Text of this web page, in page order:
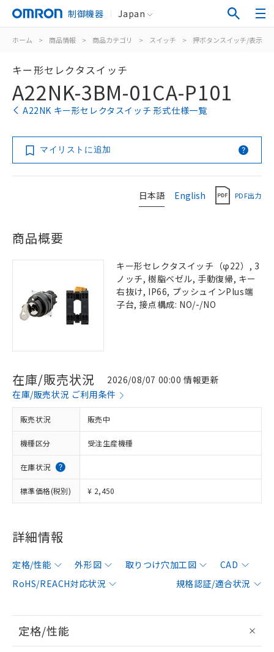
制御機器 Japan
ホーム > 商品情報 > 商品カテゴリ > スイッチ > 押ボタンスイッチ/表示灯
キー形セレクタスイッチ
A22NK-3BM-01CA-P101
A22NK キー形セレクタスイッチ 形式仕様一覧
マイリストに追加
日本語 English PDF出力
商品概要
キー形セレクタスイッチ（φ22）, 3
ノッチ, 樹脂ベゼル, 手動復帰, キー
右抜け, IP66, プッシュインPlus端
子台, 接点構成: NO/-/NO
在庫/販売状況
2026/08/07 00:00 情報更新
在庫/販売状況 ご利用条件
販売状況 販売中
機種区分 受注生産機種
在庫状況
標準価格(税別) ¥ 2,450
詳細情報
定格/性能 外形図 取りつけ穴加工図
CAD
RoHS/REACH対応状況
規格認証/適合状況
定格/性能